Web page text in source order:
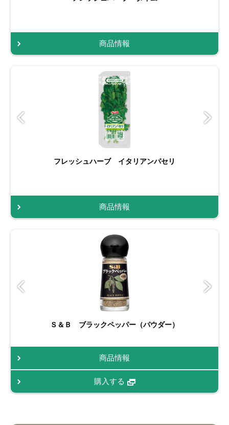
商品情報
フレッシュハーブ イタリアンパセリ
商品情報
Ｓ＆Ｂ ブラックペッパー（パウダー）
商品情報
購入する